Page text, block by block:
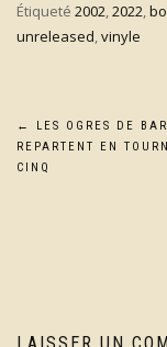
Étiqueté 2002,2022,
unreleased,vinyle
de
←
LES OGRES DE
REPARTENT EN
CINQ